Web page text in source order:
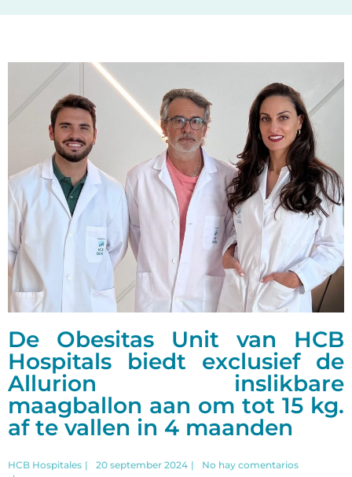
De Obesitas Unit van HCB
Hospitals biedt exclusief de
Allurion inslikbare
maagballon aan om tot 15 kg.
af te vallen in 4 maanden
HCB Hospitales | 20 september 2024 | No hay comentarios